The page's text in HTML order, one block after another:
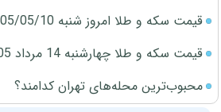
قیمت سکه و طلا امروز شنبه 1405/05/10
قیمت سکه و طلا چهارشنبه 14 مرداد 1405
محبوب‌ترین محله‌های تهران کدامند؟